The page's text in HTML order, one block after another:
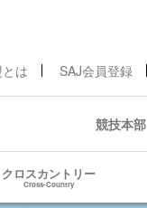
は SAJ会員登録
競技本部
クロスカントリー
Cross-Country